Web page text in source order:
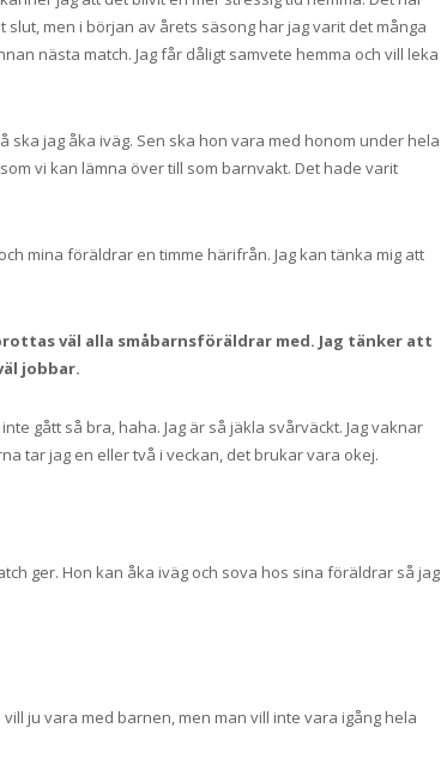
men i början av årets säsong har jag varit det många
nästa match. Jag får dåligt samvete hemma och vill leka
ska jag åka iväg. Sen ska hon vara med honom under hela
vi kan lämna över till som barnvakt. Det hade varit
mina föräldrar en timme härifrån. Jag kan tänka mig att
väl alla småbarnsföräldrar med. Jag tänker att
jobbar.
gått så bra, haha. Jag är så jäkla svårväckt. Jag vaknar
tar jag en eller två i veckan, det brukar vara okej.
ger. Hon kan åka iväg och sova hos sina föräldrar så jag
ju vara med barnen, men man vill inte vara igång hela